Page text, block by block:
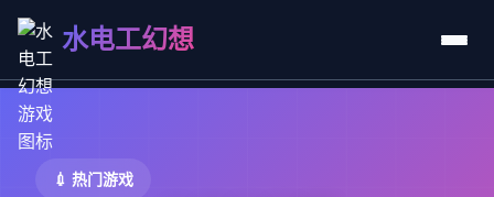
水电工幻想
💉 热门游戏